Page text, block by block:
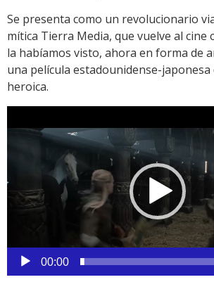
Se presenta como un revolucionario
mítica Tierra Media, que vuelve al cine
la habíamos visto, ahora en forma de
una película estadounidense-japonesa
heroica.
de
00:00